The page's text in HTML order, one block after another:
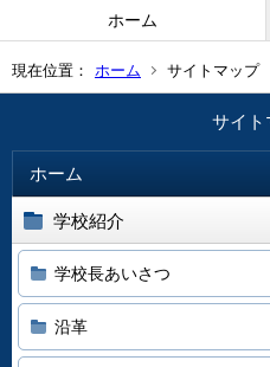
ホーム
現在位置： ホーム サイトマップ
サイト
ホーム
学校紹介
学校長あいさつ
沿革